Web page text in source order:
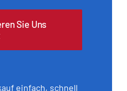
Sie Uns
einfach, schnell